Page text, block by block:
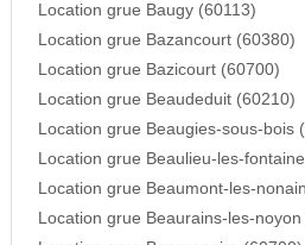
Location grue Baugy (60113)
Location grue Bazancourt (60380)
Location grue Bazicourt (60700)
Location grue Beaudeduit (60210)
Location grue Beaugies-sous-bois
Location grue Beaulieu-les-
Location grue Beaumont-les-
Location grue Beaurains-les-